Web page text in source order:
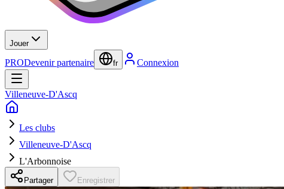
Jouer
PRODevenir partenaire fr Connexion
Villeneuve-D'Ascq
Les clubs
Villeneuve-D'Ascq
L'Arbonnoise
Partager Enregistrer